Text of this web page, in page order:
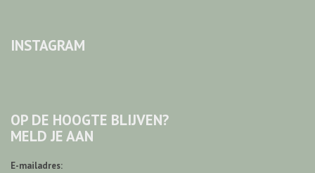
INSTAGRAM
OP DE HOOGTE BLIJVEN?
MELD JE AAN
E-mailadres: